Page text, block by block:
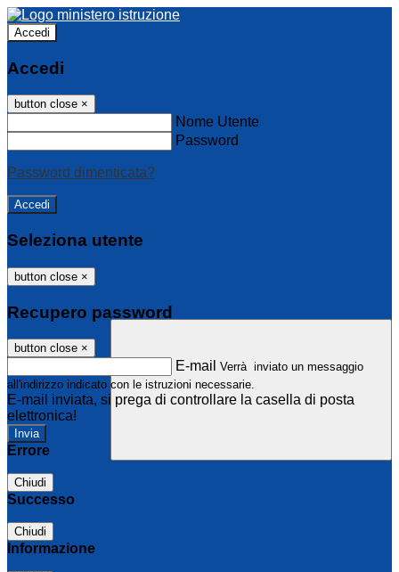
Accedi
Accedi
button close ×
Nome Utente
Password
Password dimenticata?
Seleziona utente
button close ×
Recupero password
button close ×
E-mail Verrà inviato un messaggio
all'indirizzo indicato con le istruzioni necessarie.
E-mail inviata, si prega di controllare la casella di posta
elettronica!
Errore
Chiudi
Successo
Chiudi
Informazione